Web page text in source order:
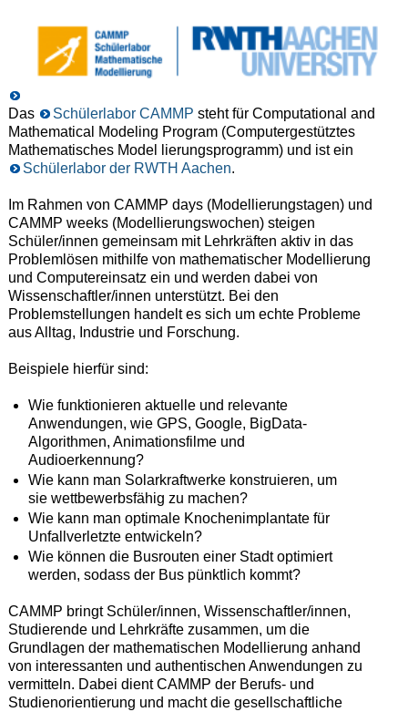
Das Schülerlabor CAMMP steht für Computational and
Mathematical Modeling Program (Computergestütztes
Mathematisches Model lierungsprogramm) und ist ein
Schülerlabor der RWTH Aachen.
Im Rahmen von CAMMP days (Modellierungstagen) und
CAMMP weeks (Modellierungswochen) steigen
Schüler/innen gemeinsam mit Lehrkräften aktiv in das
Problemlösen mithilfe von mathematischer Modellierung
und Computereinsatz ein und werden dabei von
Wissenschaftler/innen unterstützt. Bei den
Problemstellungen handelt es sich um echte Probleme
aus Alltag, Industrie und Forschung.
Beispiele hierfür sind:
Wie funktionieren aktuelle und relevante
Anwendungen, wie GPS, Google, BigData-
Algorithmen, Animationsfilme und
Audioerkennung?
Wie kann man Solarkraftwerke konstruieren, um
sie wettbewerbsfähig zu machen?
Wie kann man optimale Knochenimplantate für
Unfallverletzte entwickeln?
Wie können die Busrouten einer Stadt optimiert
werden, sodass der Bus pünktlich kommt?
CAMMP bringt Schüler/innen, Wissenschaftler/innen,
Studierende und Lehrkräfte zusammen, um die
Grundlagen der mathematischen Modellierung anhand
von interessanten und authentischen Anwendungen zu
vermitteln. Dabei dient CAMMP der Berufs- und
Studienorientierung und macht die gesellschaftliche